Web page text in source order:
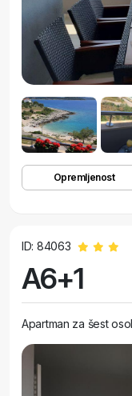
Opremljenost
ID: 84063
A6+1
Apartman za šest